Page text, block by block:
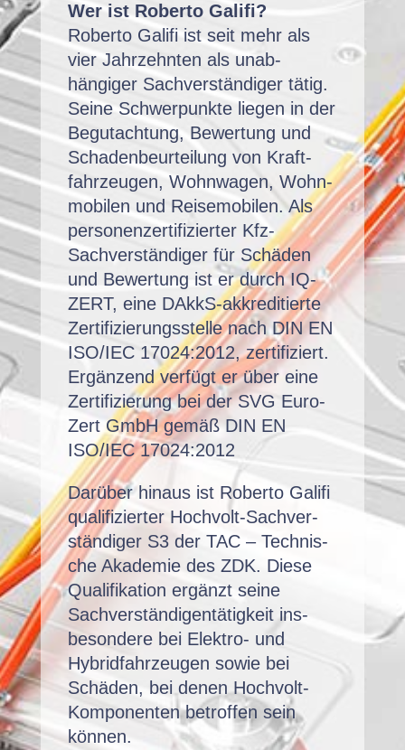
Wer ist Rober­to Gal­i­fi?
Rober­to Gal­i­fi ist seit mehr als
vier Jahrzehn­ten als unab­
hängiger Sachver­ständi­ger tätig.
Seine Schw­er­punk­te liegen in der
Begutach­tung, Bew­er­tung und
Schaden­beurteilung von Kraft­
fahrzeu­gen, Wohn­wa­gen, Wohn­
mo­bilen und Reise­mo­bilen. Als
per­so­nen­z­er­ti­fiziert­er Kfz-
Sachver­ständi­ger für Schä­den
und Bew­er­tung ist er durch IQ-
ZERT, eine DAkkS-akkred­i­tierte
Zer­ti­fizierungsstelle nach DIN EN
ISO/IEC 17024:2012, zer­ti­fiziert.
Ergänzend ver­fügt er über eine
Zer­ti­fizierung bei der SVG Euro-
Zert GmbH gemäß DIN EN
ISO/IEC 17024:2012
Darüber hin­aus ist Rober­to Gal­i­fi
qual­i­fiziert­er Hoch­volt-Sachver­
ständi­ger S3 der TAC – Tech­nis­
che Akademie des ZDK. Diese
Qual­i­fika­tion ergänzt seine
Sachver­ständi­gen­tätigkeit ins­
beson­dere bei Elek­tro- und
Hybrid­fahrzeu­gen sowie bei
Schä­den, bei denen Hoch­volt-
Kom­po­nen­ten betrof­fen sein
können.